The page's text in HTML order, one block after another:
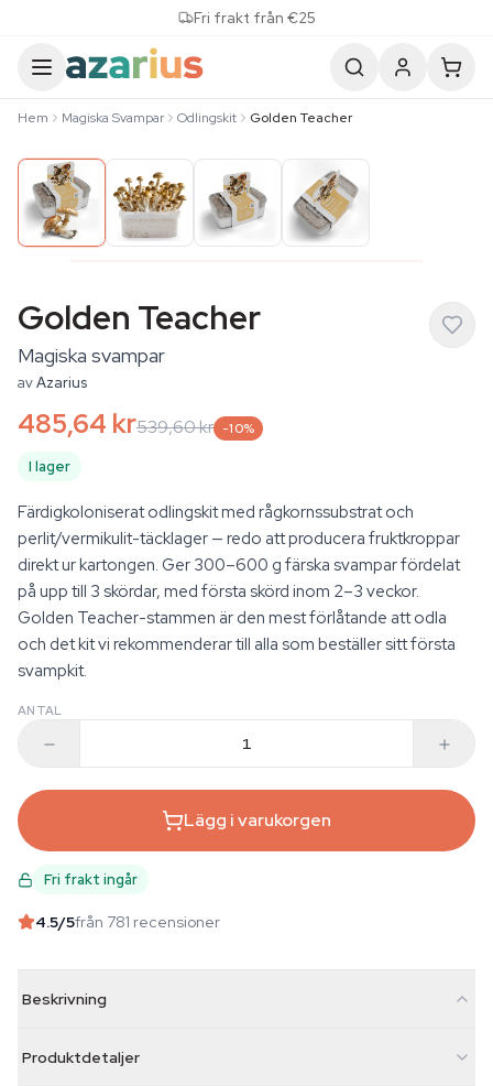
Fri frakt från €25
Hem Magiska Svampar Odlingskit Golden Teacher
Golden Teacher
Magiska svampar
avAzarius
485,64 kr539,60 kr -10%
I lager
Färdigkoloniserat odlingskit med rågkornssubstrat och
perlit/vermikulit-täcklager — redo att producera fruktkroppar
direkt ur kartongen. Ger 300–600 g färska svampar fördelat
på upp till 3 skördar, med första skörd inom 2–3 veckor.
Golden Teacher-stammen är den mest förlåtande att odla
och det kit vi rekommenderar till alla som beställer sitt första
svampkit.
ANTAL
Lägg i varukorgen
Fri frakt ingår
4.5/5från 781 recensioner
Beskrivning
Produktdetaljer